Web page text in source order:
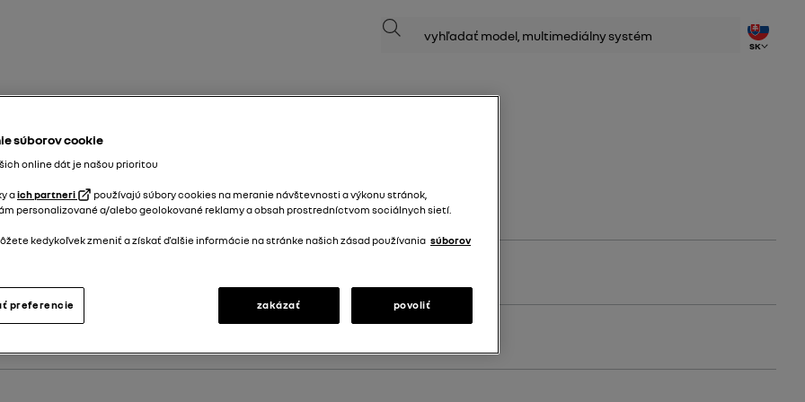
Hľadať
SK
registrácie vášho vozidla.
súborov cookie
online dát je našou prioritou
aich partneri
používajú súbory cookies na meranie návštevnosti a výkonu stránok,
personalizované a/alebo geolokované reklamy a obsah prostredníctvom sociálnych sietí.
kedykoľvek zmeniť a získať ďalšie informácie na stránke našich zásad používania súborov
zakázať povoliť
preferencie